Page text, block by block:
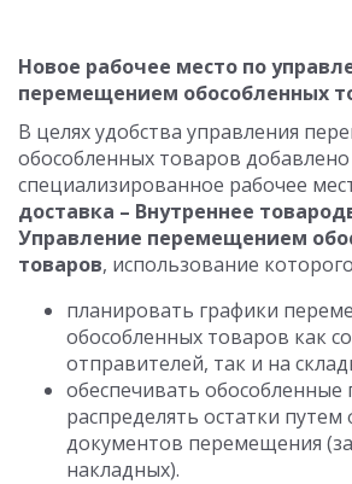
Новое рабочее место по
перемещением обособленных
В целях удобства управления
обособленных товаров добавлено
специализированное рабочее
доставка – Внутреннее
Управление перемещением
товаров, использование
планировать графики
обособленных товаров как
отправителей, так и на
обеспечивать обособленные
распределять остатки
документов перемещения
накладных).